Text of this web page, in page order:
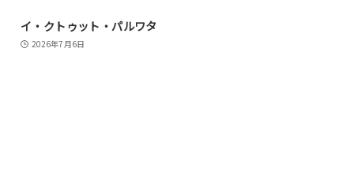
イ・クトゥット・パルワタ
2026年7月6日